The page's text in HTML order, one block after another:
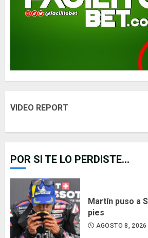
VIDEO REPORT
POR SI TE LO PERDISTE...
Martín puso a
pies
AGOSTO 8, 2026